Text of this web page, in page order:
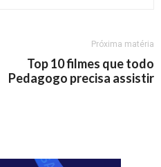
Próxima matéria
Top 10 filmes que todo
Pedagogo precisa assistir